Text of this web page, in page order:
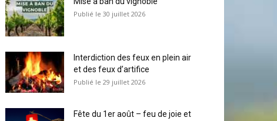
30 juillet 2026
Interdiction des feux en plein air
et des feux d’artifice
29 juillet 2026
Fête du 1er août – feu de joie et